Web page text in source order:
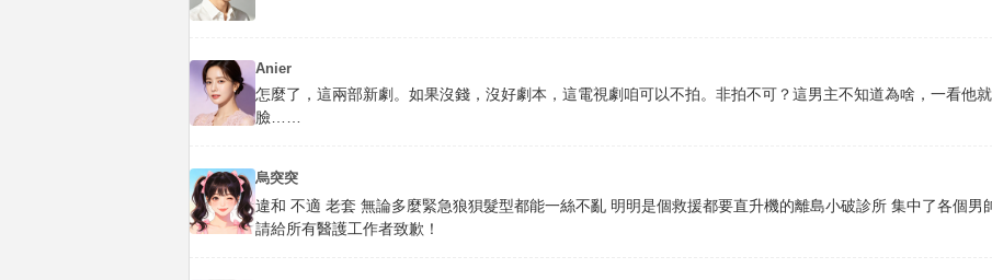
Anier
怎麼了，這兩部新劇。如果沒錢，沒好劇本，這電視劇咱可以不拍。非拍不可？這男主不知道為啥，一看他
臉……
烏突突
違和 不適 老套 無論多麼緊急狼狽髮型都能一絲不亂 明明是個救援都要直升機的離島小破診所 集中了各個男
請給所有醫護工作者致歉！